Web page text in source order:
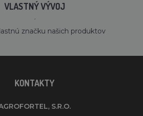
VLASTNÝ VÝVOJ
´
značku našich produktov
KONTAKTY
S.R.O.